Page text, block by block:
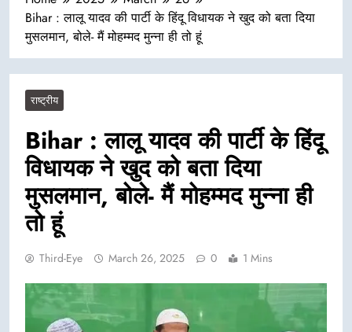
Bihar : लालू यादव की पार्टी के हिंदू विधायक ने खुद को बता दिया
मुसलमान, बोले- मैं मोहम्मद मुन्ना ही तो हूं
राष्ट्रीय
Bihar : लालू यादव की पार्टी के हिंदू
विधायक ने खुद को बता दिया
मुसलमान, बोले- मैं मोहम्मद मुन्ना ही
तो हूं
Third-Eye March 26, 2025 0 1 Mins